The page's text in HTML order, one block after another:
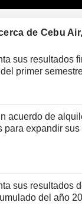
de Cebu
sus resultados
primer
acuerdo de
para expandir
sus resultados
del año